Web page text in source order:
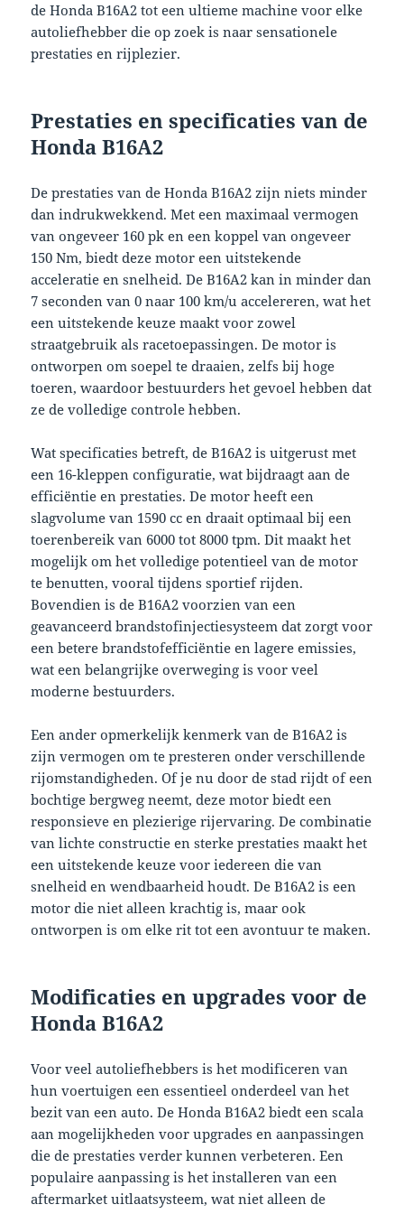
de Honda B16A2 tot een ultieme machine voor elke
autoliefhebber die op zoek is naar sensationele
prestaties en rijplezier.
Prestaties en specificaties van de
Honda B16A2
De prestaties van de Honda B16A2 zijn niets minder
dan indrukwekkend. Met een maximaal vermogen
van ongeveer 160 pk en een koppel van ongeveer
150 Nm, biedt deze motor een uitstekende
acceleratie en snelheid. De B16A2 kan in minder dan
7 seconden van 0 naar 100 km/u accelereren, wat het
een uitstekende keuze maakt voor zowel
straatgebruik als racetoepassingen. De motor is
ontworpen om soepel te draaien, zelfs bij hoge
toeren, waardoor bestuurders het gevoel hebben dat
ze de volledige controle hebben.
Wat specificaties betreft, de B16A2 is uitgerust met
een 16-kleppen configuratie, wat bijdraagt aan de
efficiëntie en prestaties. De motor heeft een
slagvolume van 1590 cc en draait optimaal bij een
toerenbereik van 6000 tot 8000 tpm. Dit maakt het
mogelijk om het volledige potentieel van de motor
te benutten, vooral tijdens sportief rijden.
Bovendien is de B16A2 voorzien van een
geavanceerd brandstofinjectiesysteem dat zorgt voor
een betere brandstofefficiëntie en lagere emissies,
wat een belangrijke overweging is voor veel
moderne bestuurders.
Een ander opmerkelijk kenmerk van de B16A2 is
zijn vermogen om te presteren onder verschillende
rijomstandigheden. Of je nu door de stad rijdt of een
bochtige bergweg neemt, deze motor biedt een
responsieve en plezierige rijervaring. De combinatie
van lichte constructie en sterke prestaties maakt het
een uitstekende keuze voor iedereen die van
snelheid en wendbaarheid houdt. De B16A2 is een
motor die niet alleen krachtig is, maar ook
ontworpen is om elke rit tot een avontuur te maken.
Modificaties en upgrades voor de
Honda B16A2
Voor veel autoliefhebbers is het modificeren van
hun voertuigen een essentieel onderdeel van het
bezit van een auto. De Honda B16A2 biedt een scala
aan mogelijkheden voor upgrades en aanpassingen
die de prestaties verder kunnen verbeteren. Een
populaire aanpassing is het installeren van een
aftermarket uitlaatsysteem, wat niet alleen de